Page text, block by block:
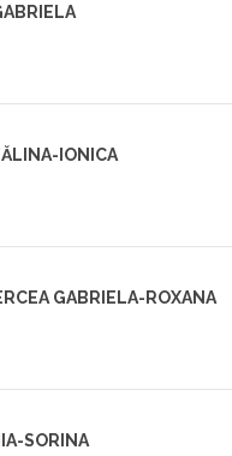
IONICA
GABRIELA-ROXANA
SORINA